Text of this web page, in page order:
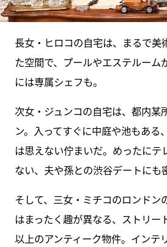
長女・ヒロコの自宅は、まるで美
た空間で、プールやエステルーム
には専属シェフも。
次女・ジュンコの自宅は、都内某
ン。入ってすぐに中庭や池もある
は思えない佇まいだ。めったにテ
ない、夫や孫との渋谷デートにも
そして、三女・ミチコのロンドン
はまったく趣が異なる、ストリー
以上のアンティーク物件。インテ